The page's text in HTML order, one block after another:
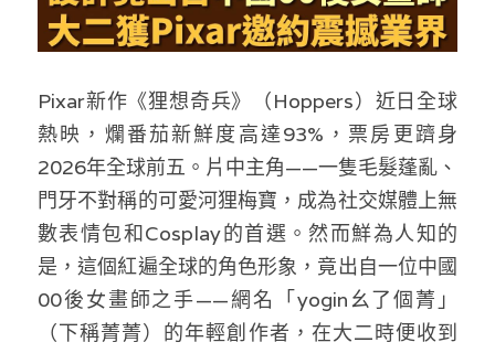
馮煒光專欄
KOL 精選
大衛sir專欄
曾子晴 - 晴深直說
龔靜儀大律師專欄
陳貴春大律師專欄
關於我們
Pixar新作《狸想奇兵》（Hoppers）近日全球
熱映，爛番茄新鮮度高達93%，票房更躋身
2026年全球前五。片中主角——一隻毛髮蓬亂、
門牙不對稱的可愛河狸梅寶，成為社交媒體上無
數表情包和Cosplay的首選。然而鮮為人知的
是，這個紅遍全球的角色形象，竟出自一位中國
00後女畫師之手——網名「yogin幺了個菁」
（下稱菁菁）的年輕創作者，在大二時便收到